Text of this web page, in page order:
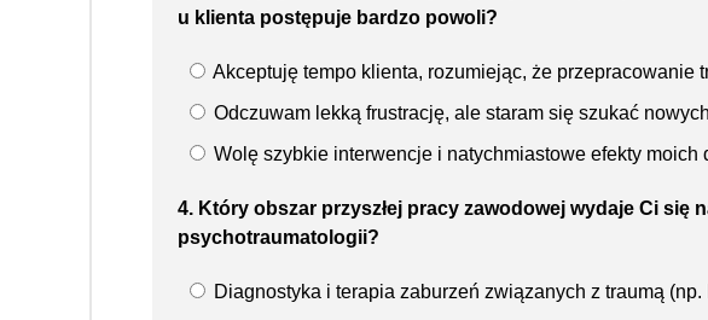
u klienta postępuje bardzo powoli?
Akceptuję tempo klienta, rozumiejąc, że przepracowanie
Odczuwam lekką frustrację, ale staram się szukać
Wolę szybkie interwencje i natychmiastowe efekty moich
4. Który obszar przyszłej pracy zawodowej wydaje Ci się
psychotraumatologii?
Diagnostyka i terapia zaburzeń związanych z traumą